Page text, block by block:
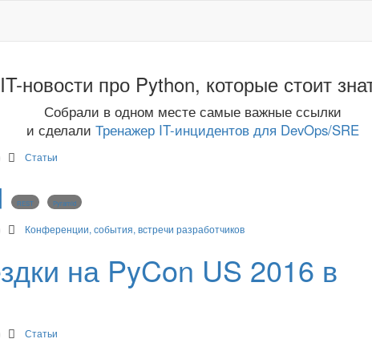
IT-новости про Python, которые стоит
Собрали в одном месте самые важные ссылки
и сделали Тренажер IT-инцидентов для DevOps/SRE
Статьи
REST Pyramid
Конференции, события, встречи разработчиков
на PyCon US 2016 в
Статьи